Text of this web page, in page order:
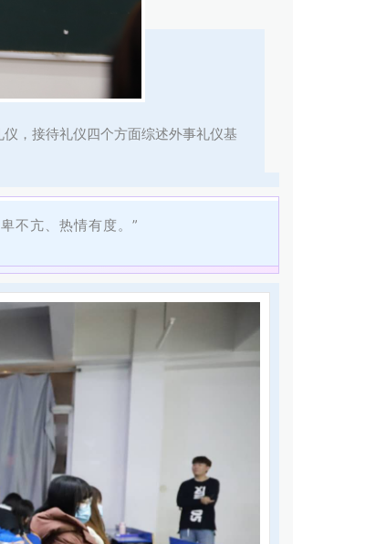
，接待礼仪四个方面综述外事礼仪基
不亢、 热情有度。”